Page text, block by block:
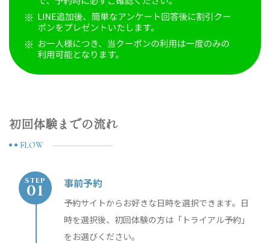
初回体験までの流れ
FLOW
STEP 事前予約
予約サイトからお好きな日時を選択できます。日
時を選択後、初回体験の方は「トライアル予約」
をお選びください。